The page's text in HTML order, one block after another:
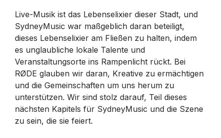
Live-Musik ist das Lebenselixier dieser Stadt, und
SydneyMusic war maßgeblich daran beteiligt,
dieses Lebenselixier am Fließen zu halten, indem
es unglaubliche lokale Talente und
Veranstaltungsorte ins Rampenlicht rückt. Bei
RØDE glauben wir daran, Kreative zu ermächtigen
und die Gemeinschaften um uns herum zu
unterstützen. Wir sind stolz darauf, Teil dieses
nächsten Kapitels für SydneyMusic und die Szene
zu sein, die sie feiert.